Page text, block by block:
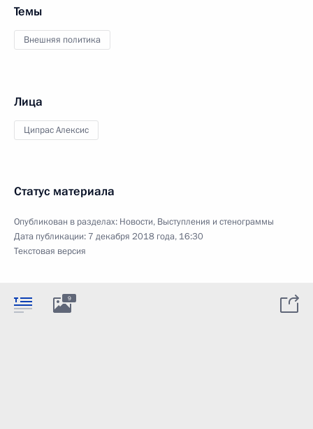
Темы
Внешняя политика
Лица
Ципрас Алексис
Статус материала
Опубликован в разделах: Новости, Выступления и стенограммы
Дата публикации: 7 декабря 2018 года, 16:30
Текстовая версия
9